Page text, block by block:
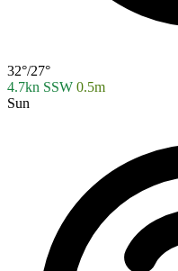
32°/27°
4.7kn SSW 0.5m
Sun